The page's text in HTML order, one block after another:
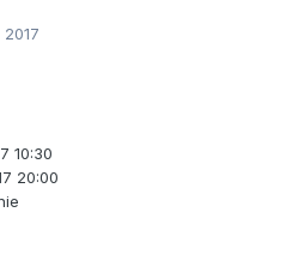
10:30
20:00